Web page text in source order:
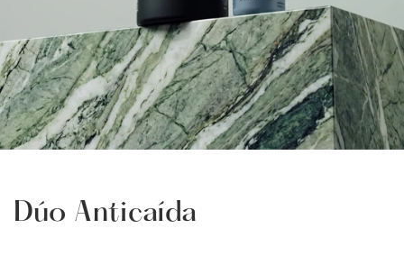
Precio
regular
39 .00CHF
Precio
regular
CHF
Dúo Anticaída